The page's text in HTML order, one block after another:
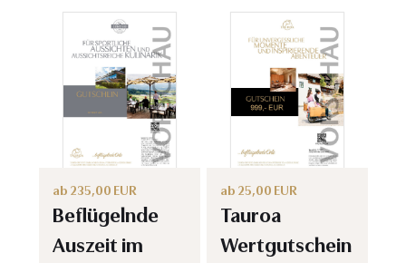
ab 235,00 EUR
Beflügelnde
Auszeit im
ab 25,00 EUR
Tauroa
Wertgutschein